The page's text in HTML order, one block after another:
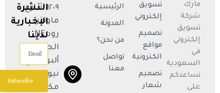
مارك
شركة
تسويق
إلكتروني
في
السعودية
تساعدكم
على
تسويق
إلكتروني
تصميم
مواقع
الكترونية
تصميم
شعار
الرئيسية
المدونة
من نحن؟
تواصل
معنا
١٢٠٩ شارع
ماونتن
رود NE،
ألبوكيركي،
نيو
مكسيكو
النشرة
الإخبارية
لدينا
Email
Subscribe